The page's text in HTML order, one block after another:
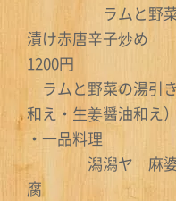
ラムと野菜の
漬け赤唐辛
1200円
ラムと野菜の湯引
和え・生姜醤油和え
・一品料理
潟潟ヤ 麻婆